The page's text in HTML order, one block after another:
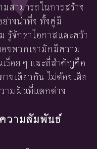
สามารถในการสร้าง
างน่าทึ่ง ทั้งคู่มี
จักหาโอกาสและคว้า
งพวกเขามักมีความ
รื่อย ๆ และที่สำคัญคือ
งเดียวกัน ไม่ต้องเสีย
วามฝันที่แตกต่าง
ามสัมพันธ์